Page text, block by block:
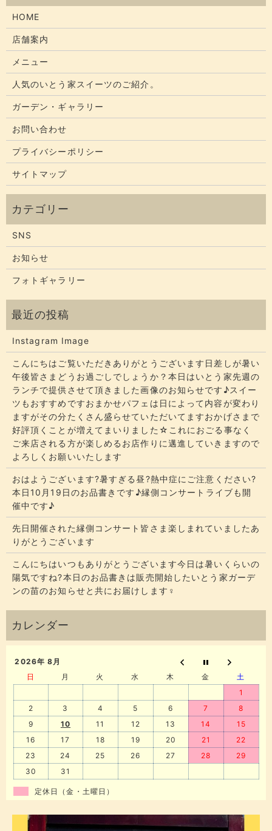
HOME
店舗案内
メニュー
人気のいとう家スイーツのご紹介。
ガーデン・ギャラリー
お問い合わせ
プライバシーポリシー
サイトマップ
SNS
お知らせ
フォトギャラリー
Instagram Image
こんにちはご覧いただきありがとうございます​​​日差しが暑い
午後皆さまどうお過ごしでしょうか？​​​本日はいとう家先週の
ランチで提供させて頂きました画像のお知らせです♪スイー
ツもおすすめですおまかせパフェは日によって内容が変わり
ますがその分たくさん盛らせていただいてます​​​おかげさまで
好評頂くことが増えてまいりました☆​​これにおごる事なく
ご来店される方が楽しめるお店作りに邁進していきますので
よろしくお願いいたします
おはようございます?暑すぎる昼?熱中症にご注意ください?
本日10月19日のお品書きです♪縁側コンサートライブも開
催中です♪
先日開催された縁側コンサート皆さま楽しまれていましたあ
りがとうございます
こんにちはいつもありがとうございます今日は暑いくらいの
陽気ですね?本日のお品書きは販売開始したいとう家ガーデ
ンの苗のお知らせと共にお届けします‍♀️
2026年 8月
日
月 火 水 木 金
土
1
2
3 4 5 6 7
8
9
10 11 12 13 14
15
16
17 18 19 20 21
22
23
24 25 26 27 28
29
30
31
定休日（金・土曜日）